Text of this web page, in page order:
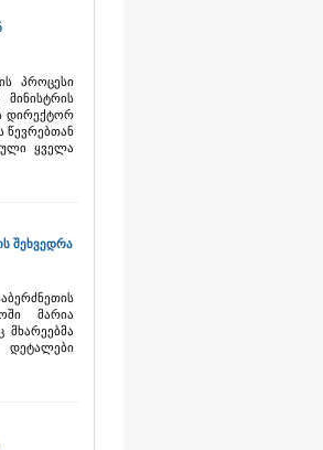
პროცესი
დირექტორ
წევრებთან
ყველა
შეხვედრა
მარია